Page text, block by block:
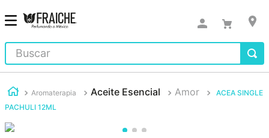
Buscar
Aromaterapia Aceite Esencial Amor
ACEA SINGLE
PACHULI 12ML